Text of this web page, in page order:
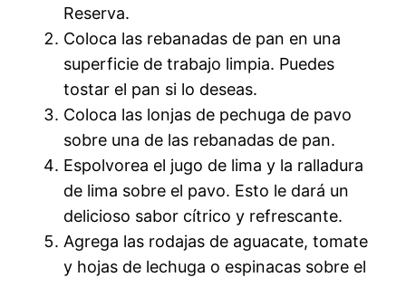
Reserva.
Coloca las rebanadas de pan en una
superficie de trabajo limpia. Puedes
tostar el pan si lo deseas.
Coloca las lonjas de pechuga de pavo
sobre una de las rebanadas de pan.
Espolvorea el jugo de lima y la ralladura
de lima sobre el pavo. Esto le dará un
delicioso sabor cítrico y refrescante.
Agrega las rodajas de aguacate, tomate
y hojas de lechuga o espinacas sobre el